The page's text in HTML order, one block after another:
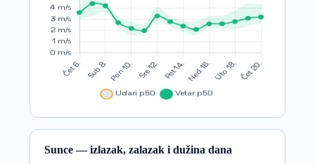
Sunce — izlazak, zalazak i dužina dana